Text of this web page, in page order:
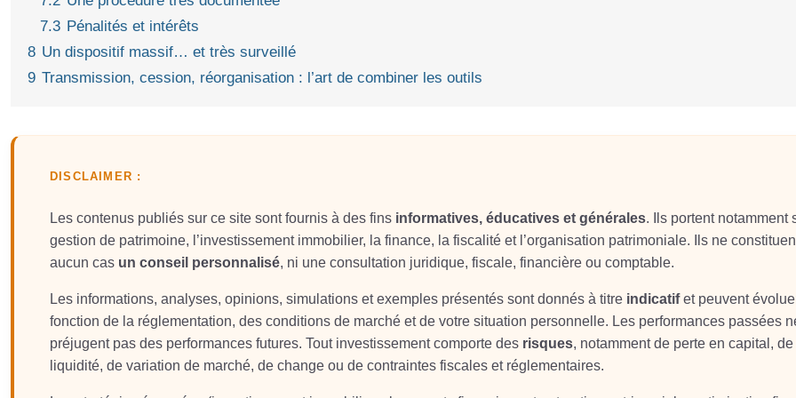
7.3 Pénalités et intérêts
8 Un dispositif massif… et très surveillé
9 Transmission, cession, réorganisation : l’art de combiner les outils
DISCLAIMER :
Les contenus publiés sur ce site sont fournis à des fins informatives, éducatives et générales. Ils portent notamment
gestion de patrimoine, l’investissement immobilier, la finance, la fiscalité et l’organisation patrimoniale. Ils ne
aucun cas un conseil personnalisé, ni une consultation juridique, fiscale, financière ou comptable.
Les informations, analyses, opinions, simulations et exemples présentés sont donnés à titre indicatifet peuvent
fonction de la réglementation, des conditions de marché et de votre situation personnelle. Les performances passées
préjugent pas des performances futures. Tout investissement comporte des risques, notamment de perte en capital, de
liquidité, de variation de marché, de change ou de contraintes fiscales et réglementaires.